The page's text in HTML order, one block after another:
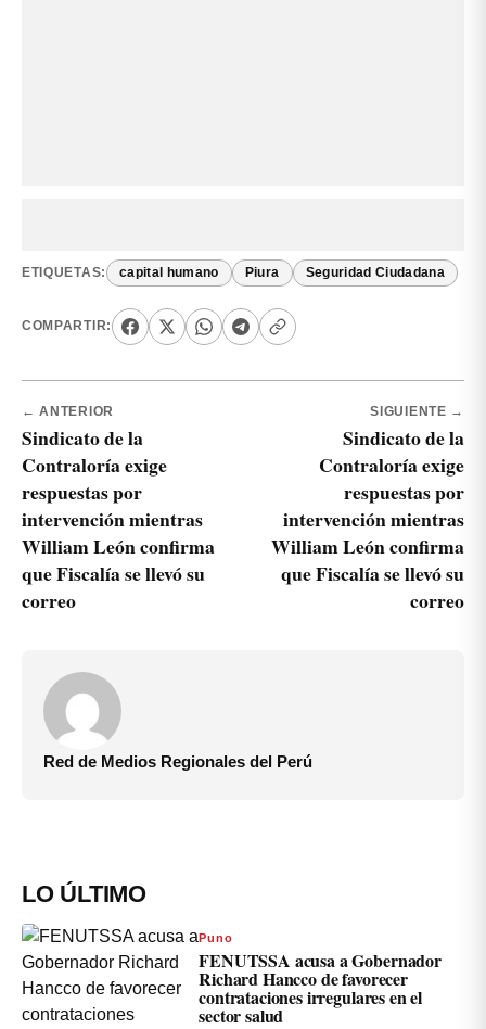
ETIQUETAS: capital humano Piura Seguridad Ciudadana
COMPARTIR:
← ANTERIOR
Sindicato de la
Contraloría exige
respuestas por
intervención mientras
William León confirma
que Fiscalía se llevó su
correo
SIGUIENTE →
Sindicato de la
Contraloría exige
respuestas por
intervención mientras
William León confirma
que Fiscalía se llevó su
correo
Red de Medios Regionales del Perú
LO ÚLTIMO
Puno
FENUTSSA acusa a Gobernador
Richard Hancco de favorecer
contrataciones irregulares en el
sector salud